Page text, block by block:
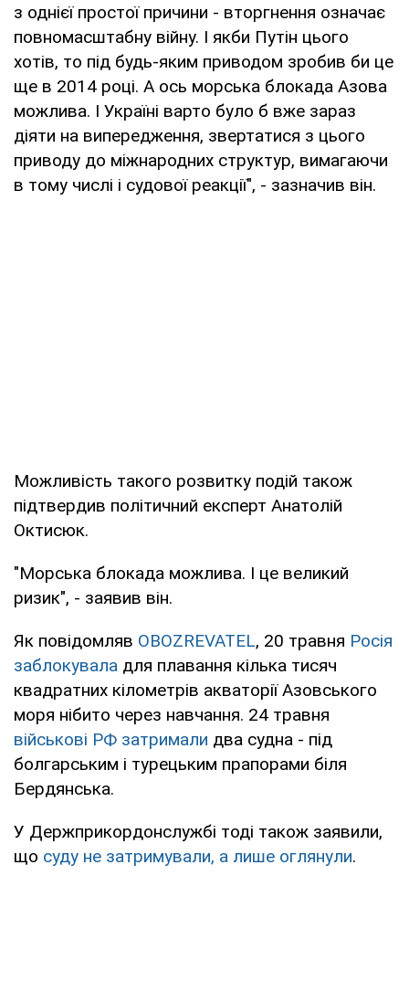
з однієї простої причини - вторгнення означає
повномасштабну війну. І якби Путін цього
хотів, то під будь-яким приводом зробив би це
ще в 2014 році. А ось морська блокада Азова
можлива. І Україні варто було б вже зараз
діяти на випередження, звертатися з цього
приводу до міжнародних структур, вимагаючи
в тому числі і судової реакції", - зазначив він.
Можливість такого розвитку подій також
підтвердив політичний експерт Анатолій
Октисюк.
"Морська блокада можлива. І це великий
ризик", - заявив він.
Як повідомляв OBOZREVATEL, 20 травня Росія
заблокувала для плавання кілька тисяч
квадратних кілометрів акваторії Азовського
моря нібито через навчання. 24 травня
військові РФ затримали два судна - під
болгарським і турецьким прапорами біля
Бердянська.
У Держприкордонслужбі тоді також заявили,
що суду не затримували, а лише оглянули.